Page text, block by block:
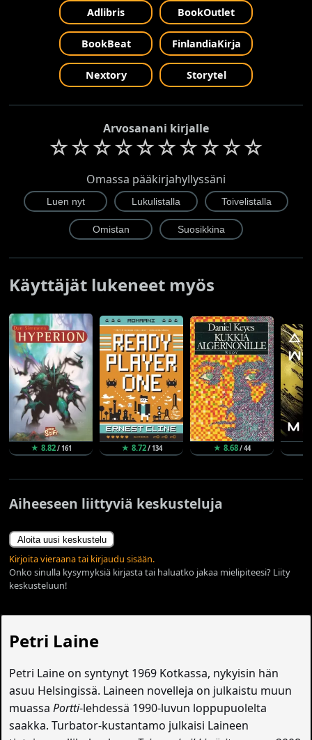
Adlibris BookOutlet
BookBeat FinlandiaKirja
Nextory Storytel
Arvosanani kirjalle
☆☆☆☆☆☆☆☆☆☆
Omassa pääkirjahyllyssäni
Käyttäjät lukeneet myös
★ 8.82/ 161 ★ 8.72/ 134 ★ 8.68/ 44
Aiheeseen liittyviä keskusteluja
Aloita uusi keskustelu
Kirjoita vieraana tai kirjaudu sisään.
Onko sinulla kysymyksiä kirjasta tai haluatko jakaa mielipiteesi? Liity
keskusteluun!
Petri Laine
Petri Laine on syntynyt 1969 Kotkassa, nykyisin hän
asuu Helsingissä. Laineen novelleja on julkaistu muun
muassaPortti-lehdessä 1990-luvun loppupuolelta
saakka. Turbator-kustantamo julkaisi Laineen